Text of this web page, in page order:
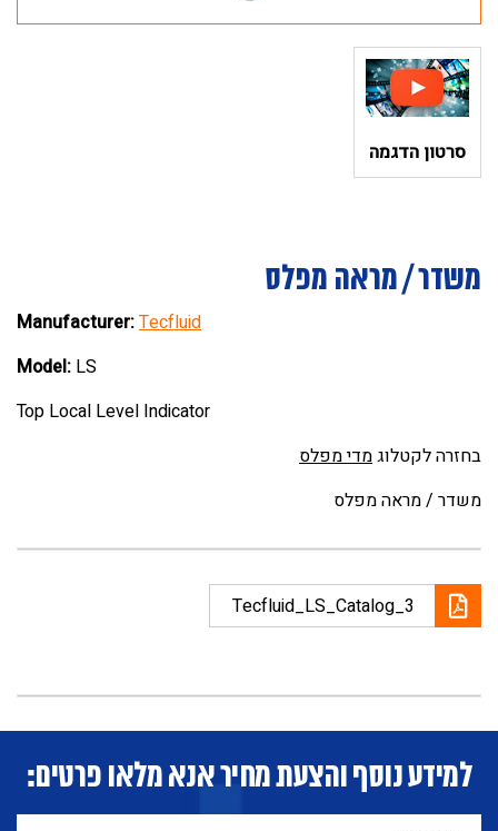
סרטון הדגמה
משדר / מראה מפלס
Manufacturer:Tecfluid
Model: LS
Top Local Level Indicator
בחזרה לקטלוגמדי מפלס
משדר / מראה מפלס
Tecfluid_LS_Catalog_3
למידע נוסף והצעת מחיר אנא מלאו פרטים: